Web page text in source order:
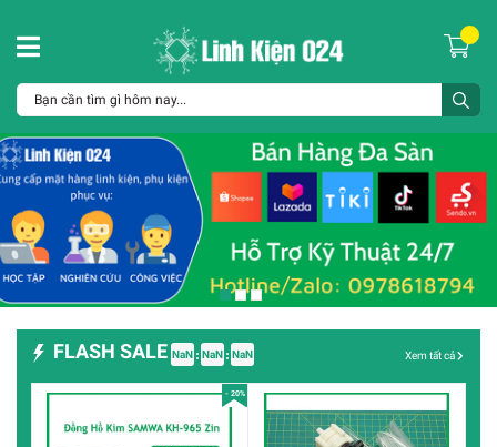
FLASH SALE NaN NaN NaN Xem tất cả
- 20%